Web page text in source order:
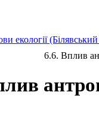
екології
6.6. Вплив